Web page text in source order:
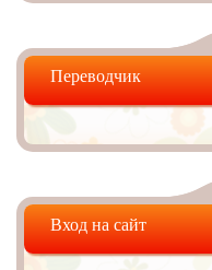
Переводчик
Вход на сайт